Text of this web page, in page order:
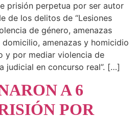
prisión perpetua por ser autor
de los delitos de “Lesiones
de género, amenazas
amenazas y homicidio
y por mediar violencia de
judicial en concurso real”. […]
A 6
POR